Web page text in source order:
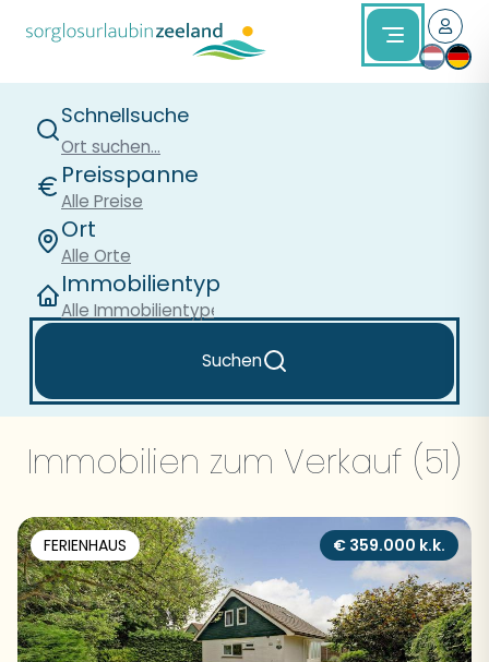
Schnellsuche
Ort suchen...
Preisspanne
Alle Preise
Ort
Alle Orte
Immobilientyp
Alle Immobilientypen
Suchen
Immobilien zum Verkauf (51)
FERIENHAUS € 359.000 k.k.